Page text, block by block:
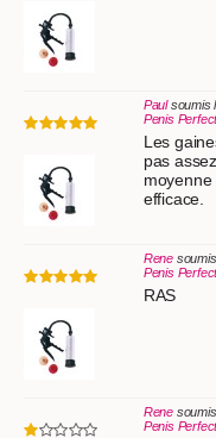
Paulsoumis
Penis
Les
pas
efficace.
Renesoumis
Penis
RAS
Renesoumis
Penis